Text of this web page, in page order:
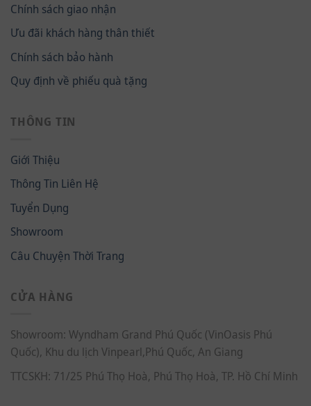
Chính sách giao nhận
Ưu đãi khách hàng thân thiết
Chính sách bảo hành
Quy định về phiếu quà tặng
THÔNG TIN
Giới Thiệu
Thông Tin Liên Hệ
Tuyển Dụng
Showroom
Câu Chuyện Thời Trang
CỬA HÀNG
Showroom: Wyndham Grand Phú Quốc (VinOasis Phú
Quốc), Khu du lịch Vinpearl,Phú Quốc, An Giang
TTCSKH: 71/25 Phú Thọ Hoà, Phú Thọ Hoà, TP. Hồ Chí Minh